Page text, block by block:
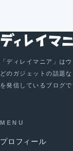
「ディレイマニア」は
どのガジェットの話題
を発信しているブログ
MENU
プロフィール